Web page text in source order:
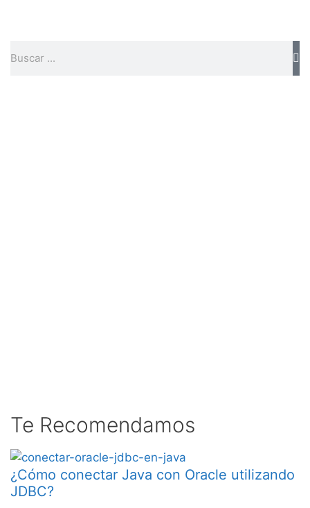
Te Recomendamos
¿Cómo conectar Java con Oracle utilizando
JDBC?​